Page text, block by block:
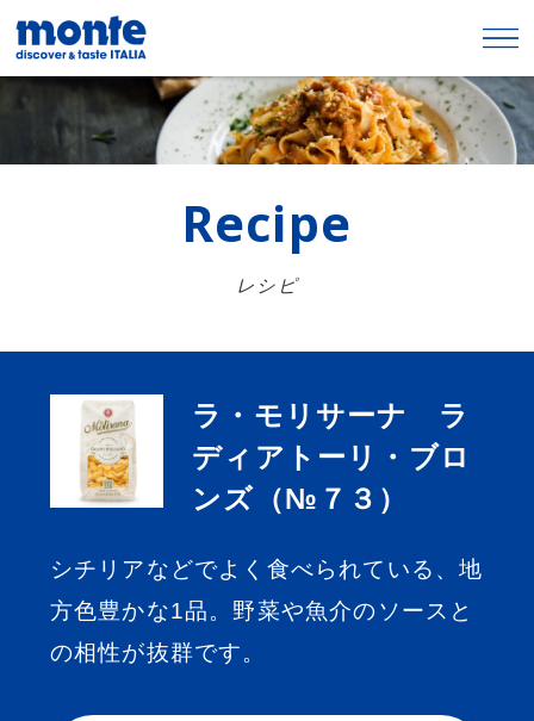
Recipe
レシピ
ラ・モリサーナ ラ
ディアトーリ・ブロ
ンズ（№７３）
シチリアなどでよく食べられている、地
方色豊かな1品。野菜や魚介のソースと
の相性が抜群です。